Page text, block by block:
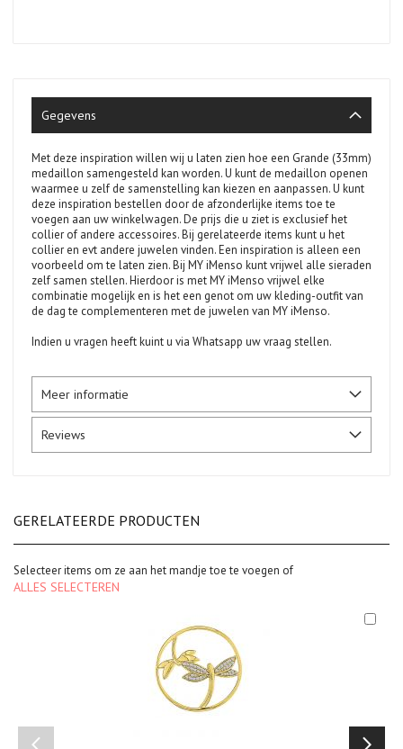
Gegevens
Met deze inspiration willen wij u laten zien hoe een Grande (33mm)
medaillon samengesteld kan worden. U kunt de medaillon openen
waarmee u zelf de samenstelling kan kiezen en aanpassen. U kunt
deze inspiration bestellen door de afzonderlijke items toe te
voegen aan uw winkelwagen. De prijs die u ziet is exclusief het
collier of andere accessoires. Bij gerelateerde items kunt u het
collier en evt andere juwelen vinden. Een inspiration is alleen een
voorbeeld om te laten zien. Bij MY iMenso kunt vrijwel alle sieraden
zelf samen stellen. Hierdoor is met MY iMenso vrijwel elke
combinatie mogelijk en is het een genot om uw kleding-outfit van
de dag te complementeren met de juwelen van MY iMenso.
Indien u vragen heeft kuint u via Whatsapp uw vraag stellen.
Meer informatie
Reviews
GERELATEERDE PRODUCTEN
Selecteer items om ze aan het mandje toe te voegen of
ALLES SELECTEREN